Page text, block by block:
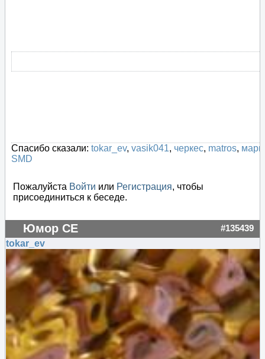
Спасибо сказали: tokar_ev, vasik041, черкес, matros, марк
SMD
Пожалуйста Войти или Регистрация, чтобы
присоединиться к беседе.
Юмор СЕ #135439
tokar_ev